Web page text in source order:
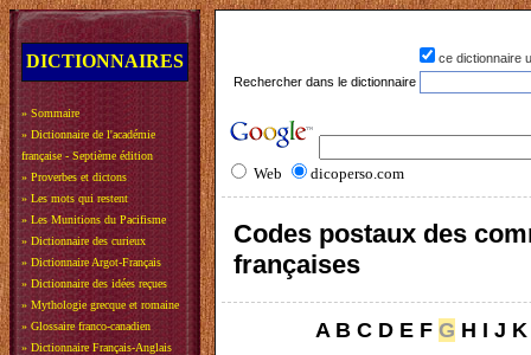
DICTIONNAIRES
» Sommaire
» Dictionnaire de l'académie
française - Septième édition
» Proverbes et dictons
» Les mots qui restent
» Les Munitions du Pacifisme
» Dictionnaire des curieux
» Dictionnaire Argot-Français
» Dictionnaire des idées reçues
» Mythologie grecque et romaine
» Glossaire franco-canadien
» Dictionnaire Français-Anglais
ce dictionnaire
Rechercher dans le dictionnaire
Web dicoperso.com
Codes postaux des
françaises
A B C D E F G H I J K